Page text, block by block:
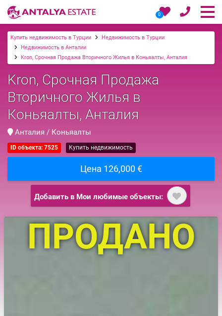
0
Купить недвижимость в Турции
Недвижимость в Турции
Недвижимость в Анталии
Kron, Срочная Продажа Вторичного Жилья в Коньяалты, Анталия
Kron, Срочная Продажа
Вторичного Жилья в
Коньяалты, Анталия
Анталия / Коньяалты
ID объекта: 7525 Купить недвижимость
Цена 126,000 €
Добавить в Мои любимые объекты:
ПРОДАНО